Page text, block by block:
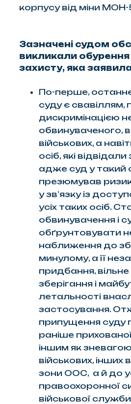
корпусу від міни МОН-
Зазначені судом
викликали
захисту, яка
По-перше,
суду є
дискримінацією
обвинуваченого,
військових, а
осіб, які
адже суд у такий
презюмував
у зв’язку із
усіх таких осіб.
обвинувачення і
обґрунтовувати
наближення до
минулому, а її
придбання,
зберігання і
летальності
застосування.
припущення суду
раніше
іншим як
військових, інших
зони ООС, а й до
правоохоронної
військової служби